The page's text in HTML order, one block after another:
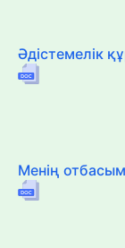
Әдістемелік
Менің